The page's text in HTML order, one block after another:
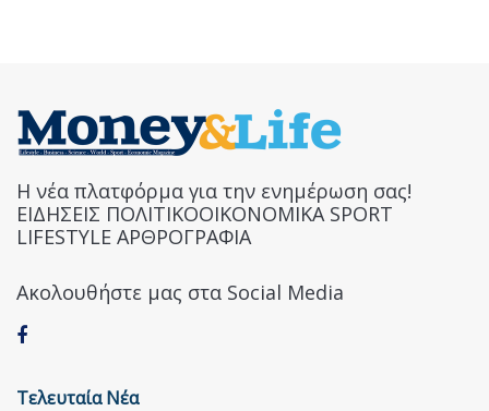
Η νέα πλατφόρμα για την ενημέρωση σας!
ΕΙΔΗΣΕΙΣ ΠΟΛΙΤΙΚΟΟΙΚΟΝΟΜΙΚΑ SPORT
LIFESTYLE ΑΡΘΡΟΓΡΑΦΙΑ
Ακολουθήστε μας στα Social Media
Τελευταία Νέα